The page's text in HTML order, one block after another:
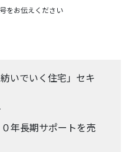
をお伝えください
いでいく住宅」セキ
年長期サポートを売